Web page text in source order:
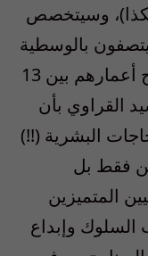
وسيتخصص
بالوسطية
في الفكر والسلوك والذين تتراوح أعمارهم بين 13
القراوي بأن
البشرية (!!)
فقط بل
المتميزين
السلوك وإبداع